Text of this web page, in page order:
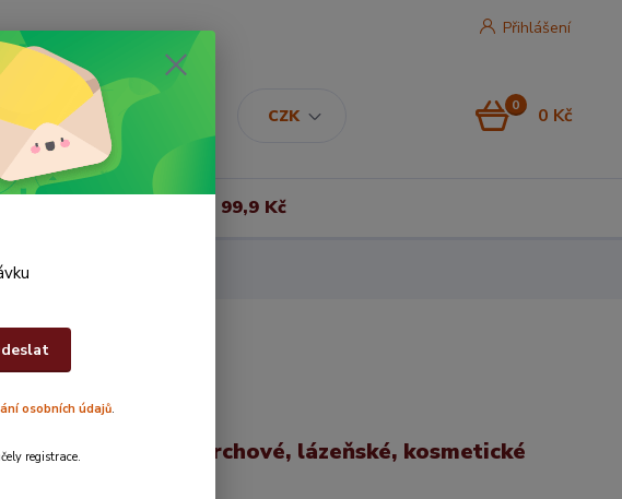
CZK
Přihlášení
0 0 Kč
Vše za 99,9 Kč
Froté turban | Sprchové, lázeňské, kosmetické
osobních údajů.
registrace.